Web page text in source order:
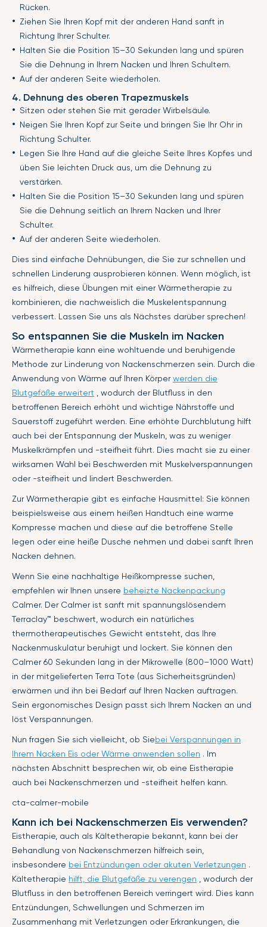
Rücken.
Ziehen Sie Ihren Kopf mit der anderen Hand sanft in
Richtung Ihrer Schulter.
Halten Sie die Position 15–30 Sekunden lang und spüren
Sie die Dehnung in Ihrem Nacken und Ihren Schultern.
Auf der anderen Seite wiederholen.
4. Dehnung des oberen Trapezmuskels
Sitzen oder stehen Sie mit gerader Wirbelsäule.
Neigen Sie Ihren Kopf zur Seite und bringen Sie Ihr Ohr in
Richtung Schulter.
Legen Sie Ihre Hand auf die gleiche Seite Ihres Kopfes und
üben Sie leichten Druck aus, um die Dehnung zu
verstärken.
Halten Sie die Position 15–30 Sekunden lang und spüren
Sie die Dehnung seitlich an Ihrem Nacken und Ihrer
Schulter.
Auf der anderen Seite wiederholen.
Dies sind einfache Dehnübungen, die Sie zur schnellen und
schnellen Linderung ausprobieren können. Wenn möglich, ist
es hilfreich, diese Übungen mit einer Wärmetherapie zu
kombinieren, die nachweislich die Muskelentspannung
verbessert. Lassen Sie uns als Nächstes darüber sprechen!
So entspannen Sie die Muskeln im Nacken
Wärmetherapie kann eine wohltuende und beruhigende
Methode zur Linderung von Nackenschmerzen sein. Durch die
Anwendung von Wärme auf Ihren Körperwerden die
Blutgefäße erweitert , wodurch der Blutfluss in den
betroffenen Bereich erhöht und wichtige Nährstoffe und
Sauerstoff zugeführt werden. Eine erhöhte Durchblutung hilft
auch bei der Entspannung der Muskeln, was zu weniger
Muskelkrämpfen und -steifheit führt. Dies macht sie zu einer
wirksamen Wahl bei Beschwerden mit Muskelverspannungen
oder -steifheit und lindert Beschwerden.
Zur Wärmetherapie gibt es einfache Hausmittel: Sie können
beispielsweise aus einem heißen Handtuch eine warme
Kompresse machen und diese auf die betroffene Stelle
legen oder eine heiße Dusche nehmen und dabei sanft Ihren
Nacken dehnen.
Wenn Sie eine nachhaltige Heißkompresse suchen,
empfehlen wir Ihnen unsere beheizte Nackenpackung
Calmer. Der Calmer ist sanft mit spannungslösendem
Terraclay™ beschwert, wodurch ein natürliches
thermotherapeutisches Gewicht entsteht, das Ihre
Nackenmuskulatur beruhigt und lockert. Sie können den
Calmer 60 Sekunden lang in der Mikrowelle (800–1000 Watt)
in der mitgelieferten Terra Tote (aus Sicherheitsgründen)
erwärmen und ihn bei Bedarf auf Ihren Nacken auftragen.
Sein ergonomisches Design passt sich Ihrem Nacken an und
löst Verspannungen.
Nun fragen Sie sich vielleicht, ob Siebei Verspannungen in
Ihrem Nacken Eis oder Wärme anwenden sollen . Im
nächsten Abschnitt besprechen wir, ob eine Eistherapie
auch bei Nackenschmerzen und -steifheit helfen kann.
cta-calmer-mobile
Kann ich bei Nackenschmerzen Eis verwenden?
Eistherapie, auch als Kältetherapie bekannt, kann bei der
Behandlung von Nackenschmerzen hilfreich sein,
insbesondere bei Entzündungen oder akuten Verletzungen .
Kältetherapie hilft, die Blutgefäße zu verengen , wodurch der
Blutfluss in den betroffenen Bereich verringert wird. Dies kann
Entzündungen, Schwellungen und Schmerzen im
Zusammenhang mit Verletzungen oder Erkrankungen, die